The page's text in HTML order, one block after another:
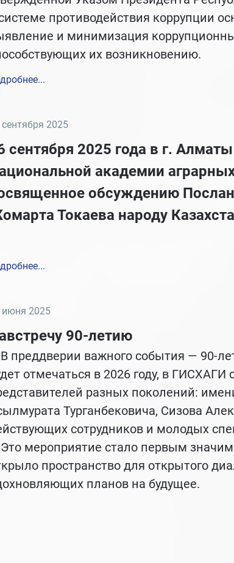
противодействия коррупции
и минимизация
их возникновению.
сентября 2025
сентября 2025 года в г.
академии
обсуждению
Токаева народу
июня 2025
90-летию
преддверии важного события — 90-
отмечаться в 2026 году, в
разных поколений:
Турганбековича, Сизова
сотрудников и молодых
мероприятие стало первым
пространство для открытого
планов на будущее.